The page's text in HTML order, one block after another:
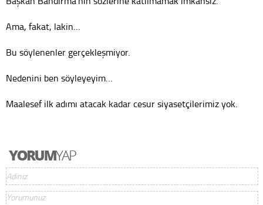
Ama, fakat, lakin…
Bu söylenenler gerçekleşmiyor.
Nedenini ben söyleyeyim…
Maalesef ilk adımı atacak kadar cesur siyasetçilerimiz yok.